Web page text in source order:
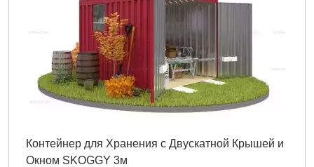
Контейнер для Хранения с Двускатной Крышей и
Окном SKOGGY 3м